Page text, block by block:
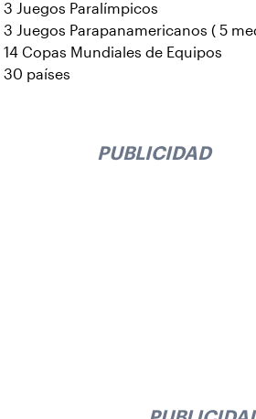
3 Juegos Paralímpicos
3 Juegos Parapanamericanos ( 5
14 Copas Mundiales de Equipos
30 países
PUBLICIDAD